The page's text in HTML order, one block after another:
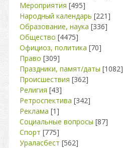
Мероприятия [495]
Народный календарь [221]
Образование, наука [336]
Общество [4475]
Официоз, политика [70]
Право [309]
Праздники, памят/даты [1082]
Происшествия [362]
Религия [43]
Ретроспектива [342]
Реклама [1]
Социальные вопросы [87]
Спорт [775]
Ураласбест [562]